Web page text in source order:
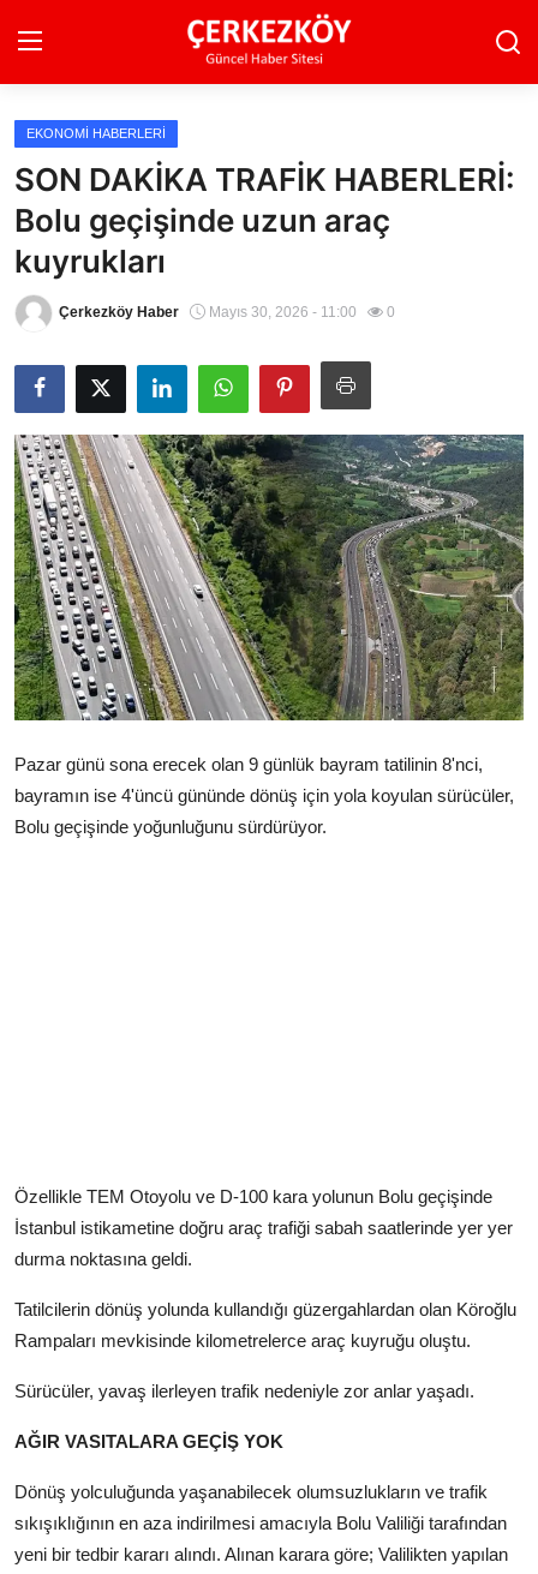
Ana Sayfa
Son Dakika
Ekonomi Haberleri
Magazin Haberleri
Spor Haberleri
Teknoloji Haberleri
Dünya Haberleri
Çerkezköy
EKONOMI HABERLERI
SON DAKİKA TRAFİK HABERLERİ:
Bolu geçişinde uzun araç
kuyrukları
Çerkezköy Haber Mayıs 30, 2026 - 11:00 0
Pazar günü sona erecek olan 9 günlük bayram tatilinin 8'nci,
bayramın ise 4'üncü gününde dönüş için yola koyulan sürücüler,
Bolu geçişinde yoğunluğunu sürdürüyor.
Özellikle TEM Otoyolu ve D-100 kara yolunun Bolu geçişinde
İstanbul istikametine doğru araç trafiği sabah saatlerinde yer yer
durma noktasına geldi.
Tatilcilerin dönüş yolunda kullandığı güzergahlardan olan Köroğlu
Rampaları mevkisinde kilometrelerce araç kuyruğu oluştu.
Sürücüler, yavaş ilerleyen trafik nedeniyle zor anlar yaşadı.
AĞIR VASITALARA GEÇİŞ YOK
Dönüş yolculuğunda yaşanabilecek olumsuzlukların ve trafik
sıkışıklığının en aza indirilmesi amacıyla Bolu Valiliği tarafından
yeni bir tedbir kararı alındı. Alınan karara göre; Valilikten yapılan